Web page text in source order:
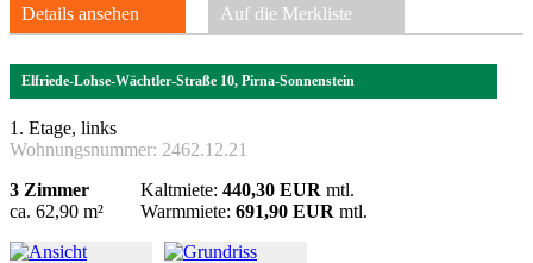
Details ansehen Auf die Merkliste
Elfriede-Lohse-Wächtler-Straße 10, Pirna-Sonnenstein
1. Etage, links
Wohnungsnummer: 2462.12.21
3 Zimmer
ca. 62,90 m²
Kaltmiete: 440,30 EUR mtl.
Warmmiete: 691,90 EUR mtl.